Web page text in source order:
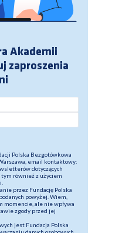
Akademii
zaproszenia
Polska Bezgotówkowa
email kontaktowy:
dotyczących
tym również z użyciem
przez Fundację Polska
powyżej. Wiem,
momencie, ale nie wpływa
zgody przed jej
jest Fundacja Polska